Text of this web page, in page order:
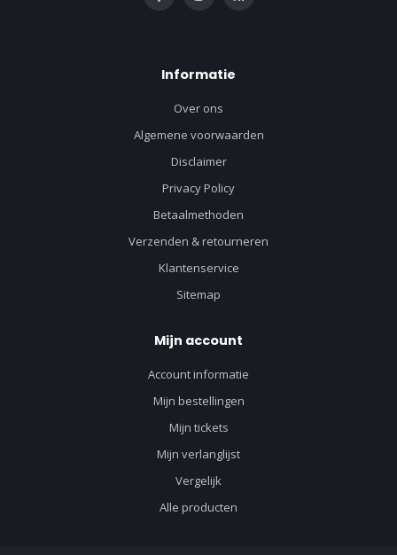
Informatie
Over ons
Algemene voorwaarden
Disclaimer
Privacy Policy
Betaalmethoden
Verzenden & retourneren
Klantenservice
Sitemap
Mijn account
Account informatie
Mijn bestellingen
Mijn tickets
Mijn verlanglijst
Vergelijk
Alle producten